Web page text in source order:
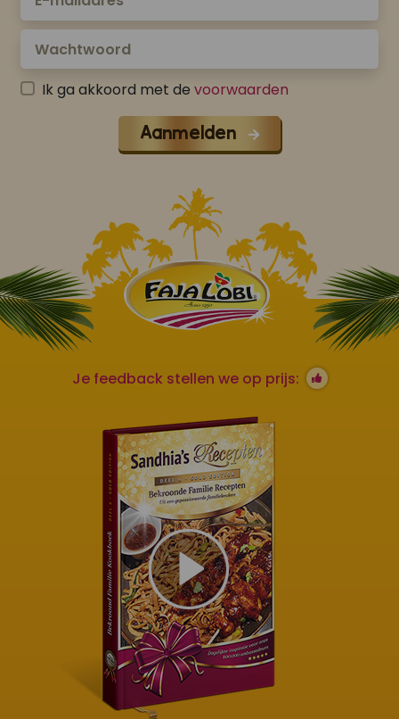
Ik ga akkoord met de voorwaarden
Aanmelden
Je feedback stellen we op prijs: